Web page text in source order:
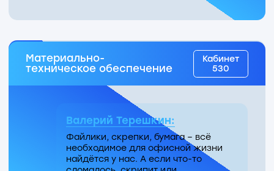
Опенспейс
6-го этажа
Отправить корреспонденцию?
Тоже к нам! Передадим её адресату
через МосЭДО или с курьером.
Дарья Болучевская: